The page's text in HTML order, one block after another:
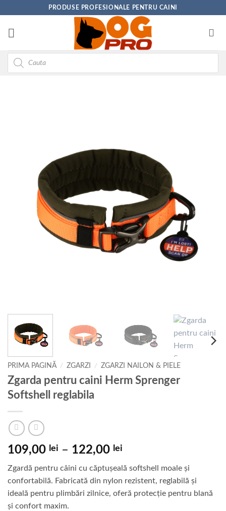
content
PRODUSE PROFESIONALE PENTRU CAINI
Products
search
PRIMA PAGINĂ / ZGARZI / ZGARZI NAILON & PIELE
Zgarda pentru caini Herm Sprenger
Softshell reglabila
109,00 lei – 122,00 lei
prețuri:
109,00 lei
până
Zgardă pentru câini cu căptușeală softshell moale și
confortabilă. Fabricată din nylon rezistent, reglabilă și
ideală pentru plimbări zilnice, oferă protecție pentru blană
și confort maxim.